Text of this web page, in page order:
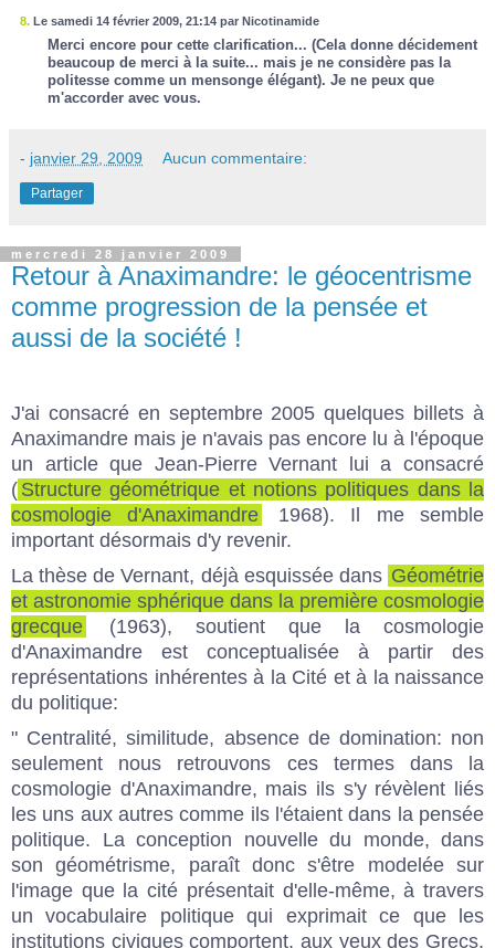
8. Le samedi 14 février 2009, 21:14 par Nicotinamide
Merci encore pour cette clarification... (Cela donne décidement
beaucoup de merci à la suite... mais je ne considère pas la
politesse comme un mensonge élégant). Je ne peux que
m'accorder avec vous.
- janvier 29, 2009 Aucun commentaire:
Partager
mercredi 28 janvier 2009
Retour à Anaximandre: le géocentrisme
comme progression de la pensée et
aussi de la société !
J'ai consacré en septembre 2005 quelques billets à
Anaximandre mais je n'avais pas encore lu à l'époque
un article que Jean-Pierre Vernant lui a consacré
( Structure géométrique et notions politiques dans la
cosmologie d'Anaximandre
1968). Il me semble
important désormais d'y revenir.
La thèse de Vernant, déjà esquissée dans Géométrie
et astronomie sphérique dans la première cosmologie
grecque
(1963), soutient que la cosmologie
d'Anaximandre est conceptualisée à partir des
représentations inhérentes à la Cité et à la naissance
du politique:
" Centralité, similitude, absence de domination: non
seulement nous retrouvons ces termes dans la
cosmologie d'Anaximandre, mais ils s'y révèlent liés
les uns aux autres comme ils l'étaient dans la pensée
politique. La conception nouvelle du monde, dans
son géométrisme, paraît donc s'être modelée sur
l'image que la cité présentait d'elle-même, à travers
un vocabulaire politique qui exprimait ce que les
institutions civiques comportent, aux yeux des Grecs,